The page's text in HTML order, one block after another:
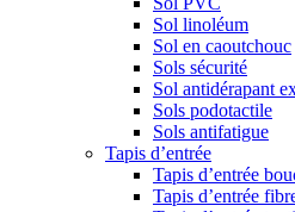
Sol linoléum
Sol en caoutchouc
Sols sécurité
Sol antidérapant
Sols podotactile
Sols antifatigue
Tapis d’entrée
Tapis d’entrée
Tapis d’entrée